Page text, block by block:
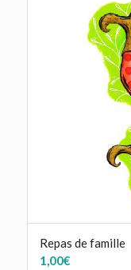
Repas de famille
1,00€